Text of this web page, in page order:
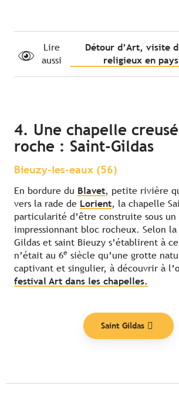
Lire
aussi
Détour d’Art, visite
religieux en
4. Une chapelle
roche : Saint-Gildas
Bieuzy-les-eaux (56)
En bordure du Blavet, petite rivière
vers la rade de Lorient, la chapelle
particularité d’être construite sous un
impressionnant bloc rocheux. Selon
Gildas et saint Bieuzy s’établirent à
n’était au 6e siècle qu’une grotte
captivant et singulier, à découvrir à
festival Art dans les chapelles.
Saint Gildas